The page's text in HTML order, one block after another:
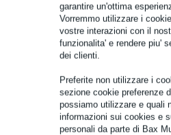
garantire un'ottima
Vorremmo utilizzare i
vostre interazioni con il
funzionalita' e rendere piu'
dei clienti.
Preferite non utilizzare i
sezione cookie preferenze
possiamo utilizzare e quali
informazioni sui cookies e
personali da parte di Bax
controllo DSP, preimpostato: D-
protezione: distorsione (clipping),
surriscaldamento
Specifiche complete
Vedi anche (4)